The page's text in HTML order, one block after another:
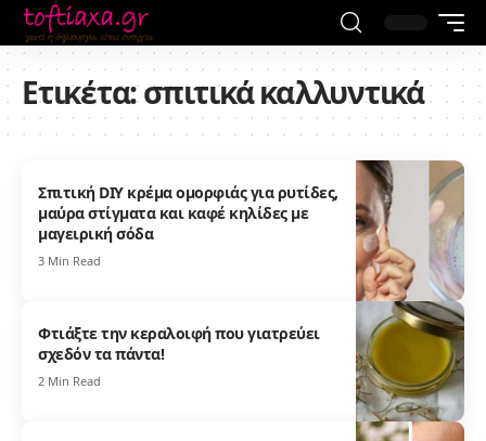
Ετικέτα:σπιτικά καλλυντικά
Σπιτική DIY κρέμα ομορφιάς για ρυτίδες,
μαύρα στίγματα και καφέ κηλίδες με
μαγειρική σόδα
3 Min Read
Φτιάξτε την κεραλοιφή που γιατρεύει
σχεδόν τα πάντα!
2 Min Read